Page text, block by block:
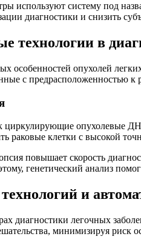
используют систему под
диагностики и снизить
технологии в
особенностей опухолей
с предрасположенностью к
циркулирующие опухолевые
раковые клетки с высокой
повышает скорость
генетический анализ
и
диагностики легочных
минимизируя риск